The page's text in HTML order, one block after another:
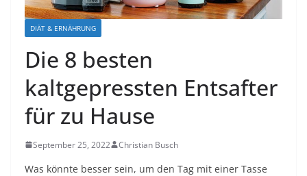
DIÄT & ERNÄHRUNG
Die 8 besten
kaltgepressten Entsafter
für zu Hause
September 25, 2022 Christian Busch
Was könnte besser sein, um den Tag mit einer Tasse